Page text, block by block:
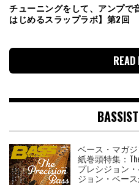
チューニングをして、アンプで
はじめるスラップラボ】第2回
READ
ベース・マガジ
紙巻頭特集：
プレシジョン
ジョン・ベー